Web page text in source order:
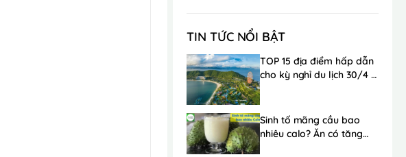
TIN TỨC NỔI BẬT
TOP 15 địa điểm hấp dẫn
cho kỳ nghỉ du lịch 30/4 -
Sinh tố mãng cầu bao
nhiêu calo? Ăn có tăng